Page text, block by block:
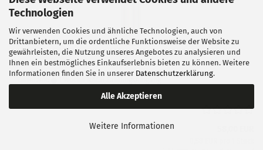
Technologien
Wir verwenden Cookies und ähnliche Technologien, auch von
Drittanbietern, um die ordentliche Funktionsweise der Website zu
gewährleisten, die Nutzung unseres Angebotes zu analysieren und
Ihnen ein bestmögliches Einkaufserlebnis bieten zu können. Weitere
Informationen finden Sie in unserer Datenschutzerklärung.
Alle Akzeptieren
Weitere Informationen
Hornady .243 ELD Match 108 gr 100 Stück